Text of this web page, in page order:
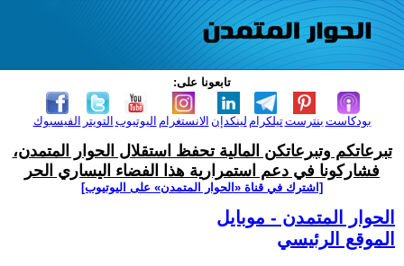
تابعونا على:
الفيسبوك التويتر اليوتيوب الانستغرام لينكدإن تيلكرامبنترست بودكاست
تبرعاتكم وتبرعاتكن المالية تحفظ استقلال الحوار المتمدن،
فشاركونا في دعم استمرارية هذا الفضاء اليساري الحر
[اشترك في قناة ‫«الحوار المتمدن» على اليوتيوب]
الحوار المتمدن - موبايل
الموقع الرئيسي